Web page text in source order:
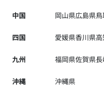
中国 岡山県広島県
四国 愛媛県香川県
九州 福岡県佐賀県
沖縄 沖縄県